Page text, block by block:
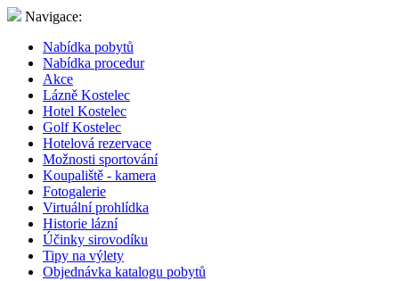
Navigace:
Nabídka pobytů
Nabídka procedur
Akce
Lázně Kostelec
Hotel Kostelec
Golf Kostelec
Hotelová rezervace
Možnosti sportování
Koupaliště - kamera
Fotogalerie
Virtuální prohlídka
Historie lázní
Účinky sirovodíku
Tipy na výlety
Objednávka katalogu pobytů